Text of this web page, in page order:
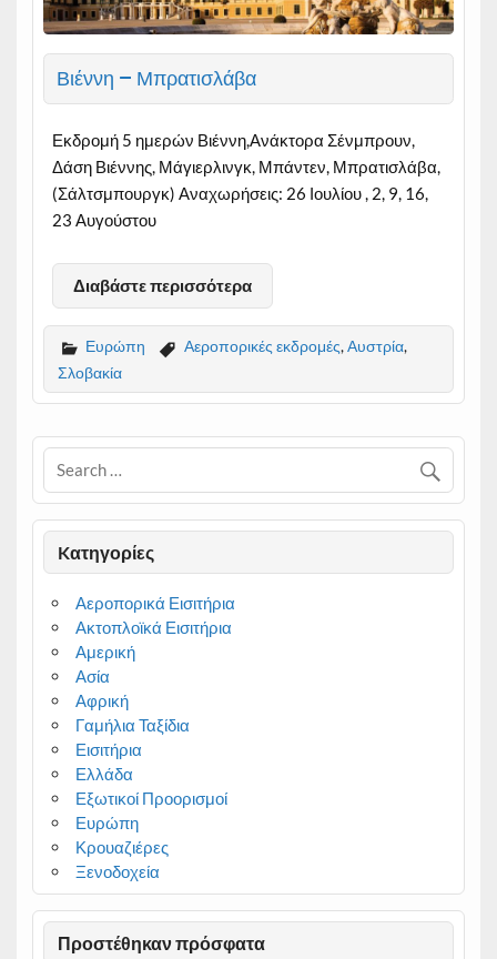
Βιέννη – Μπρατισλάβα
Εκδρομή 5 ημερών Βιέννη,Ανάκτορα Σένμπρουν,
Δάση Βιέννης, Μάγιερλινγκ, Μπάντεν, Μπρατισλάβα,
(Σάλτσμπουργκ) Αναχωρήσεις: 26 Ιουλίου , 2, 9, 16,
23 Αυγούστου
Διαβάστε περισσότερα
Ευρώπη Αεροπορικές εκδρομές,Αυστρία,
Σλοβακία
Kατηγορίες
Αεροπορικά Εισιτήρια
Ακτοπλοϊκά Εισιτήρια
Αμερική
Ασία
Αφρική
Γαμήλια Ταξίδια
Εισιτήρια
Ελλάδα
Εξωτικοί Προορισμοί
Ευρώπη
Κρουαζιέρες
Ξενοδοχεία
Προστέθηκαν πρόσφατα